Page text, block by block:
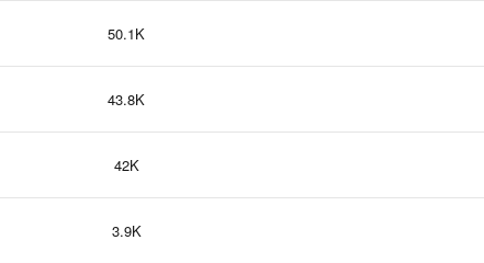
50.1K
43.8K
42K
3.9K